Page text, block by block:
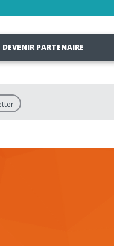
DEVENIR PARTENAIRE